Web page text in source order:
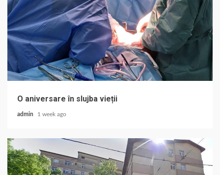
O aniversare în slujba vieții
admin 1 week ago